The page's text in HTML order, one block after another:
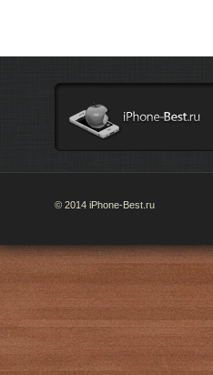
© 2014 iPhone-Best.ru